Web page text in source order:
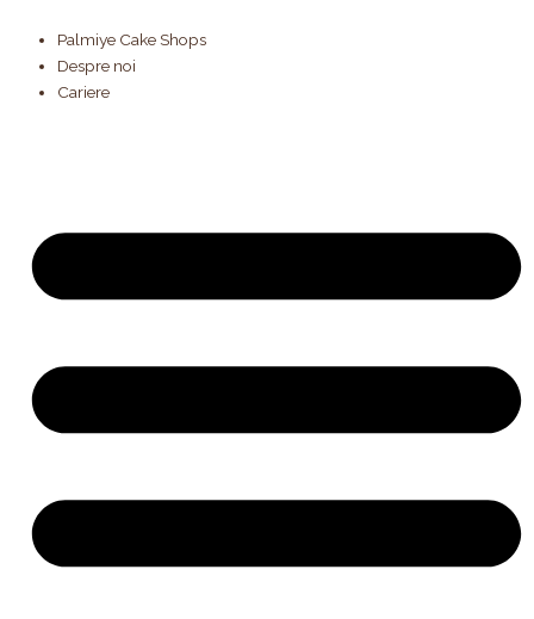
Palmiye Cake Shops
Despre noi
Cariere